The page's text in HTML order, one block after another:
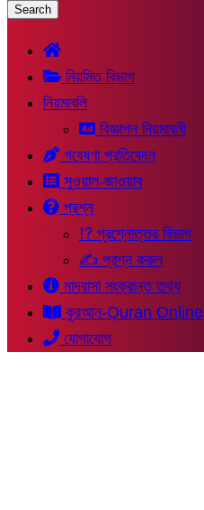
Search
নিয়মিত বিভাগ
নিয়মাবলি
বিজ্ঞাপন নিয়মাবলী
গবেষণা প্রতিবেদন
সুওয়াল-জাওয়াব
প্রশ্ন
⁉ প্রশ্নোত্তর বিভাগ
✍ প্রশ্ন করুন
মাদরাসা সংক্রান্ত তথ্য
কুরআন-Quran Online
যোগাযোগ